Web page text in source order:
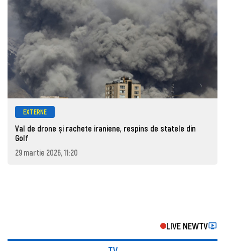
EXTERNE
Val de drone și rachete iraniene, respins de statele din
Golf
29 martie 2026, 11:20
LIVE NEWTV